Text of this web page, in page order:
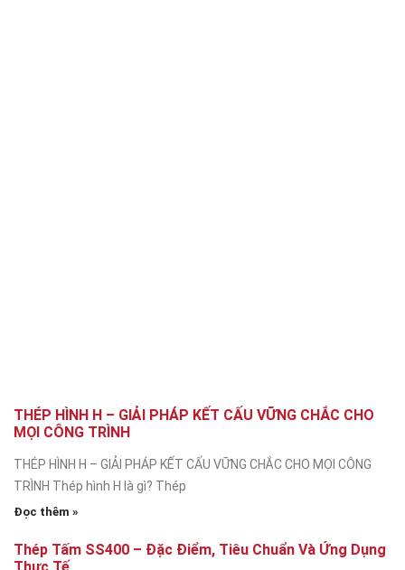
THÉP HÌNH H – GIẢI PHÁP KẾT CẤU VỮNG CHẮC CHO
MỌI CÔNG TRÌNH
THÉP HÌNH H – GIẢI PHÁP KẾT CẤU VỮNG CHẮC CHO MỌI CÔNG
TRÌNH Thép hình H là gì? Thép
Đọc thêm »
Thép Tấm SS400 – Đặc Điểm, Tiêu Chuẩn Và Ứng Dụng